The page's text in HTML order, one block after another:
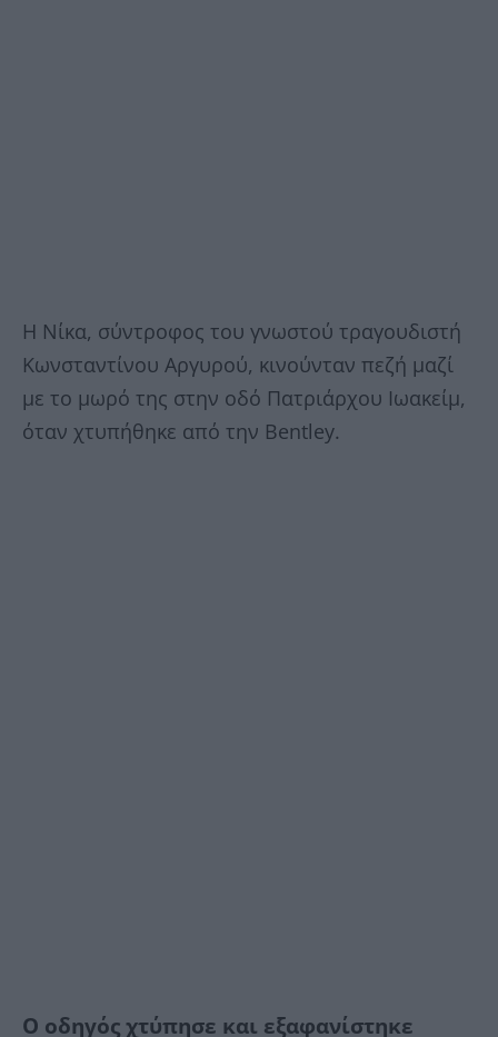
Η Νίκα, σύντροφος του γνωστού τραγουδιστή
Κωνσταντίνου Αργυρού, κινούνταν πεζή μαζί
με το μωρό της στην οδό Πατριάρχου Ιωακείμ,
όταν χτυπήθηκε από την Bentley.
Ο οδηγός χτύπησε και εξαφανίστηκε